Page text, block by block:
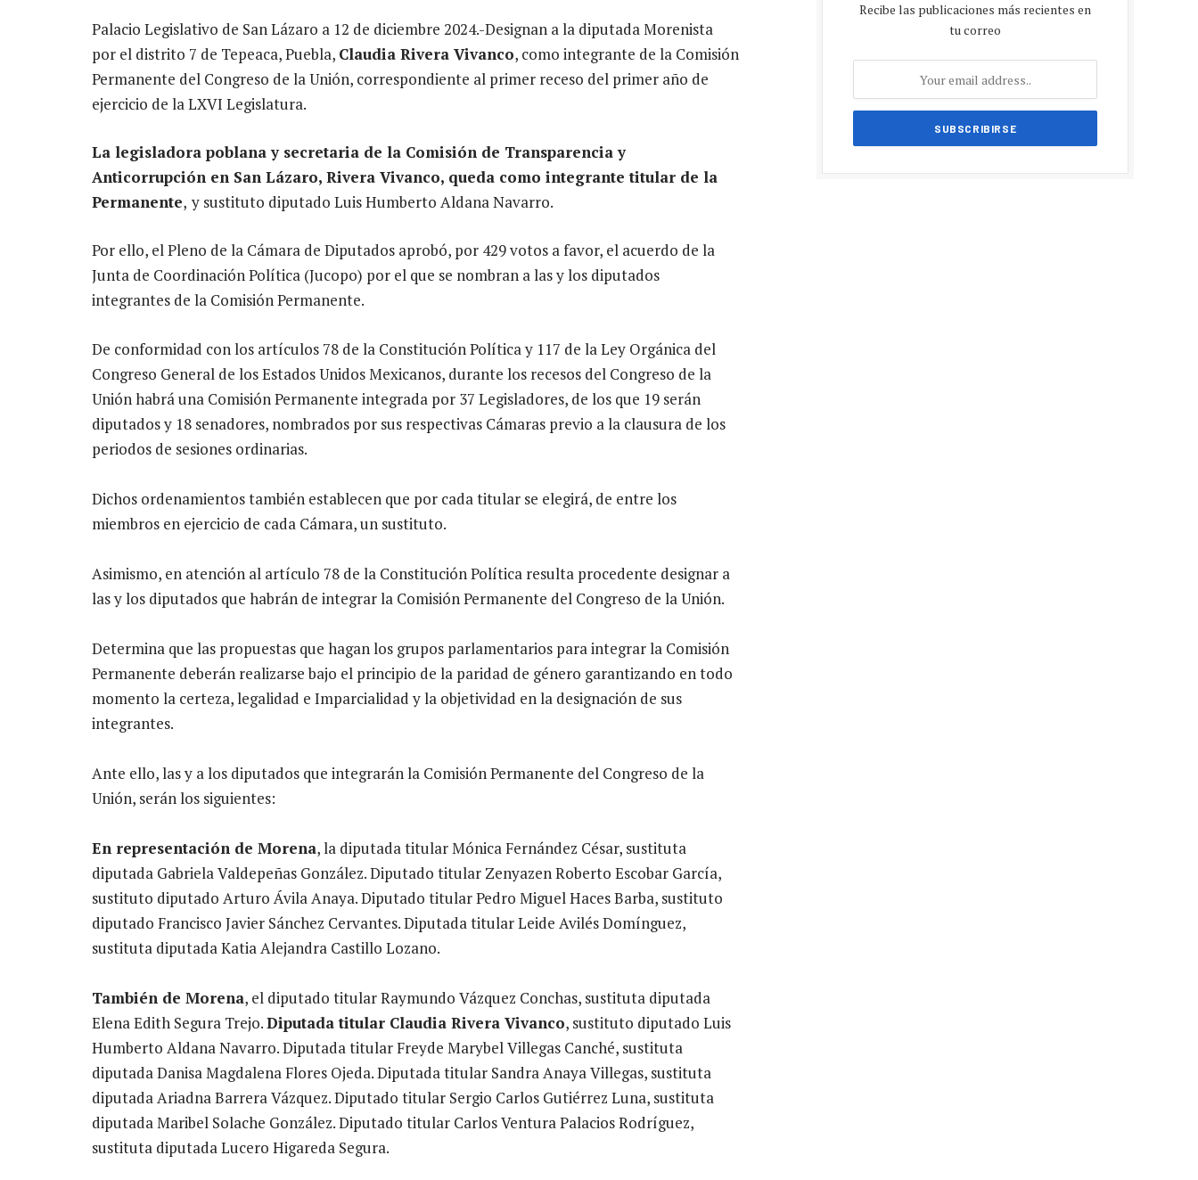
Palacio Legislativo de San Lázaro a 12 de diciembre 2024.-Designan a la diputada Morenista
por el distrito 7 de Tepeaca, Puebla, Claudia Rivera Vivanco, como integrante de la Comisión
Permanente del Congreso de la Unión, correspondiente al primer receso del primer año de
ejercicio de la LXVI Legislatura.
La legisladora poblana y secretaria de la Comisión de Transparencia y
Anticorrupción en San Lázaro, Rivera Vivanco, queda como integrante titular de la
Permanente, y sustituto diputado Luis Humberto Aldana Navarro.
Por ello, el Pleno de la Cámara de Diputados aprobó, por 429 votos a favor, el acuerdo de la
Junta de Coordinación Política (Jucopo) por el que se nombran a las y los diputados
integrantes de la Comisión Permanente.
​De conformidad con los artículos 78 de la Constitución Política y 117 de la Ley Orgánica del
Congreso General de los Estados Unidos Mexicanos, durante los recesos del Congreso de la
Unión habrá una Comisión Permanente integrada por 37 Legisladores, de los que 19 serán
diputados y 18 senadores, nombrados por sus respectivas Cámaras previo a la clausura de los
periodos de sesiones ordinarias.
Dichos ordenamientos también establecen que por cada titular se elegirá, de entre los
miembros en ejercicio de cada Cámara, un sustituto.
Asimismo, en atención al artículo 78 de la Constitución Política resulta procedente designar a
las y los diputados que habrán de integrar la Comisión Permanente del Congreso de la Unión.
Determina que las propuestas que hagan los grupos parlamentarios para integrar la Comisión
Permanente deberán realizarse bajo el principio de la paridad de género garantizando en todo
momento la certeza, legalidad e Imparcialidad y la objetividad en la designación de sus
integrantes.
Ante ello, las y a los diputados que integrarán la Comisión Permanente del Congreso de la
Unión, serán los siguientes:
En representación de Morena, la diputada titular Mónica Fernández César, sustituta
diputada Gabriela Valdepeñas González. Diputado titular Zenyazen Roberto Escobar García,
sustituto diputado Arturo Ávila Anaya. Diputado titular Pedro Miguel Haces Barba, sustituto
diputado Francisco Javier Sánchez Cervantes. Diputada titular Leide Avilés Domínguez,
sustituta diputada Katia Alejandra Castillo Lozano.
También de Morena, el diputado titular Raymundo Vázquez Conchas, sustituta diputada
Elena Edith Segura Trejo.Diputada titular Claudia Rivera Vivanco, sustituto diputado Luis
Humberto Aldana Navarro. Diputada titular Freyde Marybel Villegas Canché, sustituta
diputada Danisa Magdalena Flores Ojeda. Diputada titular Sandra Anaya Villegas, sustituta
diputada Ariadna Barrera Vázquez. Diputado titular Sergio Carlos Gutiérrez Luna, sustituta
diputada Maribel Solache González. Diputado titular Carlos Ventura Palacios Rodríguez,
sustituta diputada Lucero Higareda Segura.
Recibe las publicaciones más recientes en
tu correo